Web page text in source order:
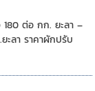
180 ต่อ กก. ยะลา –
ะลา ราคาผักปรับ